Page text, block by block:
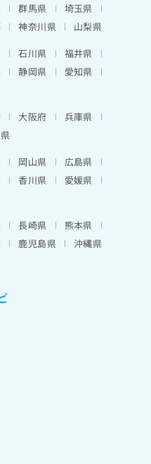
群馬県
埼玉県
神奈川県
山梨県
石川県
福井県
静岡県
愛知県
大阪府
兵庫県
岡山県
広島県
香川県
愛媛県
長崎県
熊本県
鹿児島県 沖縄県